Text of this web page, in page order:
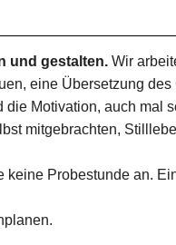
und gestalten. Wir
eine Übersetzung
Motivation, auch mal
mitgebrachten,
keine Probestunde an.